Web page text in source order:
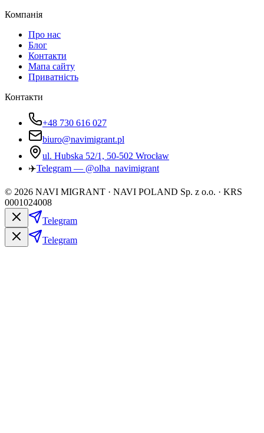
Компанія
Про нас
Блог
Контакти
Мапа сайту
Приватність
Контакти
+48 730 616 027
biuro@navimigrant.pl
ul. Hubska 52/1, 50-502 Wrocław
✈️Telegram — @olha_navimigrant
© 2026 NAVI MIGRANT · NAVI POLAND Sp. z o.o. · KRS
0001024008
Telegram
Telegram